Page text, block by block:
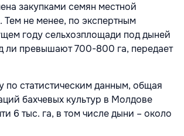
закупками семян местной
Тем не менее, по экспертным
году сельхозплощади под дыней
ли превышают 700-800 га, передает
по статистическим данным, общая
бахчевых культур в Молдове
6 тыс. га, в том числе дыни – около